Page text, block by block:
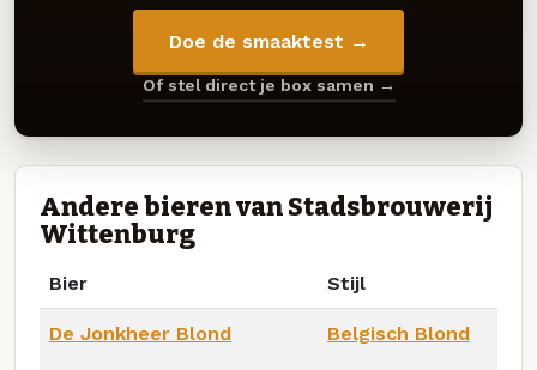
Doe de smaaktest →
Of stel direct je box samen →
Andere bieren van Stadsbrouwerij
Wittenburg
Bier Stijl
De Jonkheer Blond Belgisch Blond